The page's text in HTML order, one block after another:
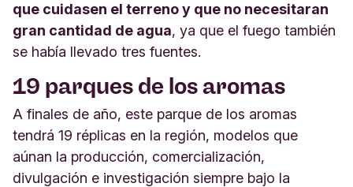
que cuidasen el terreno y que no necesitaran
gran cantidad de agua, ya que el fuego también
se había llevado tres fuentes.
19 parques de los aromas
A finales de año, este parque de los aromas
tendrá 19 réplicas en la región, modelos que
aúnan la producción, comercialización,
divulgación e investigación siempre bajo la